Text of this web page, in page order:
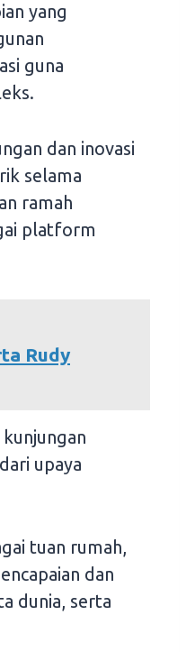
yang
guna
dan inovasi
selama
ramah
platform
Rudy
upaya
tuan rumah,
dan
dunia, serta